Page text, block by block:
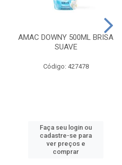
AMAC DOWNY 500ML BRISA
SUAVE
Código: 427478
Faça seu login ou
cadastre-se para
ver preços e
comprar